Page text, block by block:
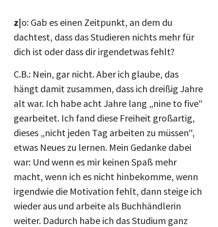
z|o: Gab es einen Zeitpunkt, an dem du
dachtest, dass das Studieren nichts mehr für
dich ist oder dass dir irgendetwas fehlt?
C.B.: Nein, gar nicht. Aber ich glaube, das
hängt damit zusammen, dass ich dreißig Jahre
alt war. Ich habe acht Jahre lang „nine to five“
gearbeitet. Ich fand diese Freiheit großartig,
dieses „nicht jeden Tag arbeiten zu müssen“,
etwas Neues zu lernen. Mein Gedanke dabei
war: Und wenn es mir keinen Spaß mehr
macht, wenn ich es nicht hinbekomme, wenn
irgendwie die Motivation fehlt, dann steige ich
wieder aus und arbeite als Buchhändlerin
weiter. Dadurch habe ich das Studium ganz